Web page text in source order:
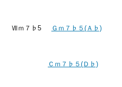
Ⅶｍ７♭5 Ｇｍ７♭５(Ａ♭)
Ｃｍ７♭５(Ｄ♭)